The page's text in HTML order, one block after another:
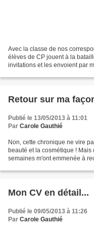
Avec la classe de nos
élèves de CP jouent à la
invitations et les envoient par
Retour sur ma
Publié le 13/05/2013 à 11:01
Par Carole Gauthié
Non, cette chronique ne vire
beauté et la cosmétique !
semaines m'ont emmenée à
Mon CV en détail...
Publié le 09/05/2013 à 11:26
Par Carole Gauthié